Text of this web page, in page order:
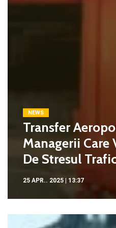
NEWS
Transfer
Managerii Care
De Stresul
25 APR.. 2025 | 13:37